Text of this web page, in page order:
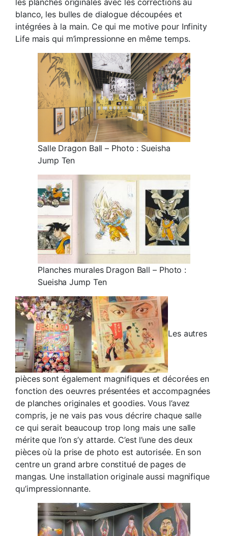
les planches originales avec les corrections au
blanco, les bulles de dialogue découpées et
intégrées à la main. Ce qui me motive pour Infinity
Life mais qui m’impressionne en même temps.
Salle Dragon Ball – Photo : Sueisha
Jump Ten
Planches murales Dragon Ball – Photo :
Sueisha Jump Ten
Les autres
pièces sont également magnifiques et décorées en
fonction des oeuvres présentées et accompagnées
de planches originales et goodies. Vous l’avez
compris, je ne vais pas vous décrire chaque salle
ce qui serait beaucoup trop long mais une salle
mérite que l’on s’y attarde. C’est l’une des deux
pièces où la prise de photo est autorisée. En son
centre un grand arbre constitué de pages de
mangas. Une installation originale aussi magnifique
qu’impressionnante.